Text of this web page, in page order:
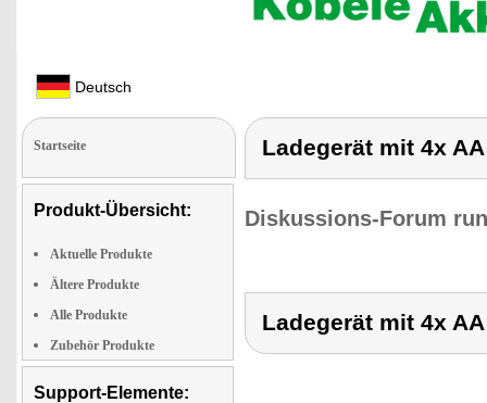
Deutsch
Startseite
Produkt-Übersicht:
Aktuelle Produkte
Ältere Produkte
Alle Produkte
Zubehör Produkte
Support-Elemente:
Ladegerät mit 4x AA
Diskussions-Forum
Ladegerät mit 4x AA